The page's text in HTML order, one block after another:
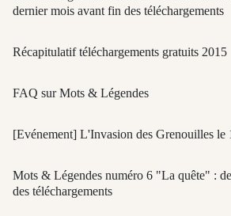
dernier mois avant fin des téléchargements
Récapitulatif téléchargements gratuits 2015
FAQ sur Mots & Légendes
[Evénement] L'Invasion des Grenouilles le
Mots & Légendes numéro 6 "La quête" :
des téléchargements